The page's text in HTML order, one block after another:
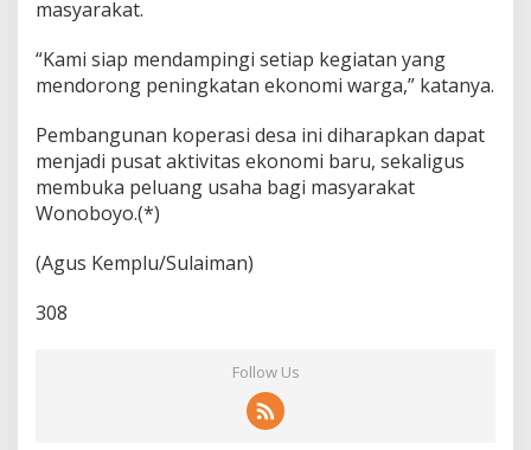
r
g
a
masyarakat.
“Kami siap mendampingi setiap kegiatan yang
mendorong peningkatan ekonomi warga,” katanya.
Pembangunan koperasi desa ini diharapkan dapat
menjadi pusat aktivitas ekonomi baru, sekaligus
membuka peluang usaha bagi masyarakat
Wonoboyo.(*)
(Agus Kemplu/Sulaiman)
308
Follow Us